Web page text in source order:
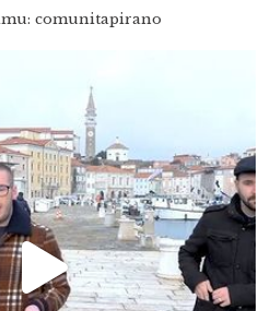
comunitapirano